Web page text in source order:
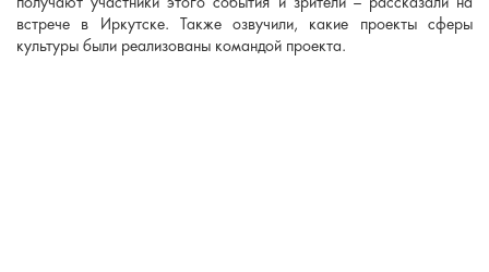
получают участники этого события и зрители – рассказали на
встрече в Иркутске. Также озвучили, какие проекты сферы
культуры были реализованы командой проекта.